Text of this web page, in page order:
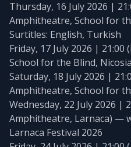
Thursday, 16 July 2026 |
Amphitheatre, School for
Surtitles: English, Turkish
Friday, 17 July 2026 |
School for the Blind,
Saturday, 18 July 2026 |
Amphitheatre, School for
Wednesday, 22 July 2026 |
Amphitheatre, Larnaca) —
Larnaca Festival 2026